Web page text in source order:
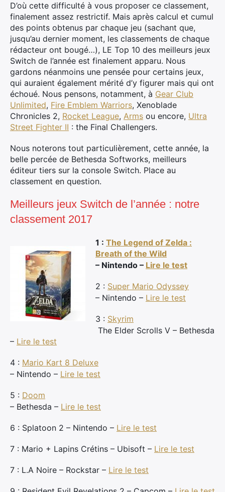
D’où cette difficulté à vous proposer ce classement,
finalement assez restrictif. Mais après calcul et cumul
des points obtenus par chaque jeu (sachant que,
jusqu’au dernier moment, les classements de chaque
rédacteur ont bougé…), LE Top 10 des meilleurs jeux
Switch de l’année est finalement apparu. Nous
gardons néanmoins une pensée pour certains jeux,
qui auraient également mérité d’y figurer mais qui ont
échoué. Nous pensons, notamment, à Gear Club
Unlimited, Fire Emblem Warriors, Xenoblade
Chronicles 2, Rocket League, Arms ou encore, Ultra
Street Fighter II : the Final Challengers.
Nous noterons tout particulièrement, cette année, la
belle percée de Bethesda Softworks, meilleurs
éditeur tiers sur la console Switch. Place au
classement en question.
Meilleurs jeux Switch de l’année : notre
classement 2017
1 : The Legend of Zelda :
Breath of the Wild
– Nintendo – Lire le test
2 : Super Mario Odyssey
– Nintendo – Lire le test
3 : Skyrim
The Elder Scrolls V – Bethesda
– Lire le test
4 : Mario Kart 8 Deluxe
– Nintendo – Lire le test
5 : Doom
– Bethesda – Lire le test
6 : Splatoon 2 – Nintendo – Lire le test
7 : Mario + Lapins Crétins – Ubisoft – Lire le test
7 : L.A Noire – Rockstar – Lire le test